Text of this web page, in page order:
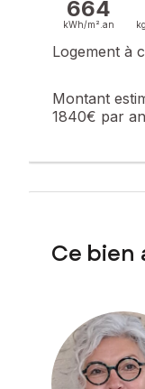
664
kWh/m². an
Logement à
Montant
1840€ par
Ce bien